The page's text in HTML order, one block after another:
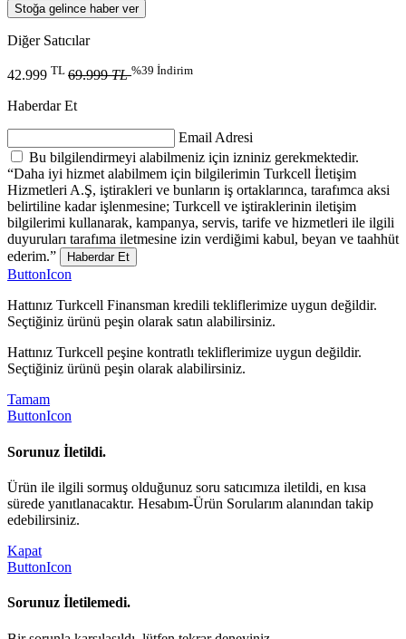
Stoğa gelince haber ver
Diğer Satıcılar
42.999 TL 69.999TL%39 İndirim
Haberdar Et
Email Adresi
Bu bilgilendirmeyi alabilmeniz için izniniz gerekmektedir.
“Daha iyi hizmet alabilmem için bilgilerimin Turkcell İletişim
Hizmetleri A.Ş, iştirakleri ve bunların iş ortaklarınca, tarafımca aksi
belirtiline kadar işlenmesine; Turkcell ve iştiraklerinin iletişim
bilgilerimi kullanarak, kampanya, servis, tarife ve hizmetleri ile ilgili
duyuruları tarafıma iletmesine izin verdiğimi kabul, beyan ve taahhüt
ederim.”
Haberdar Et
ButtonIcon
Hattınız Turkcell Finansman kredili tekliflerimize uygun değildir.
Seçtiğiniz ürünü peşin olarak satın alabilirsiniz.
Hattınız Turkcell peşine kontratlı tekliflerimize uygun değildir.
Seçtiğiniz ürünü peşin olarak alabilirsiniz.
Tamam
ButtonIcon
Sorunuz İletildi.
Ürün ile ilgili sormuş olduğunuz soru satıcımıza iletildi, en kısa
sürede yanıtlanacaktır. Hesabım-Ürün Sorularım alanından takip
edebilirsiniz.
Kapat
ButtonIcon
Sorunuz İletilemedi.